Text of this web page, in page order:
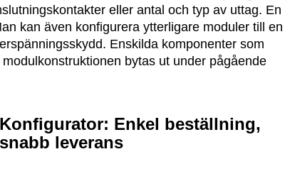
eller antal och typ av uttag. En
kan även konfigurera ytterligare moduler till en
Enskilda komponenter som
bytas ut under pågående
Konfigurator: Enkel beställning,
snabb leverans